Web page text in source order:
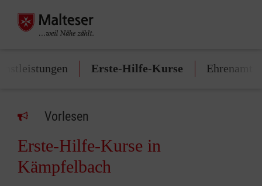
Erste-Hilfe-Kurse Ehrenamt
Vorlesen
Erste-Hilfe-Kurse in
Kämpfelbach